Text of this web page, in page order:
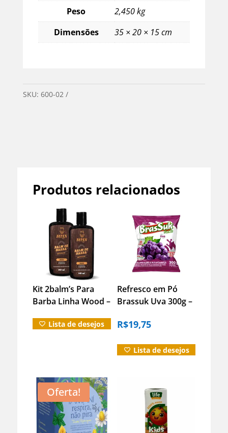
Informação adicional
Avaliações (0)
Duvidas?
Peso
2,450 kg
Dimensões
35 × 20 × 15 cm
SKU: 600-02
Produtos relacionados
Kit 2balm’s Para
Barba Linha Wood –
Lista de desejos
Refresco em Pó
Brassuk Uva 300g –
R$19,75
Lista de desejos
Oferta!